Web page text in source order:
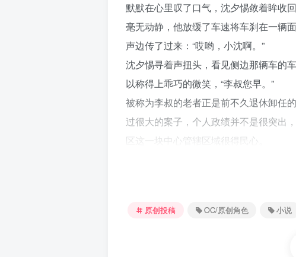
默默在心里叹了口气，沈夕惕敛着眸收
毫无动静，他放缓了车速将车刹在一辆
声边传了过来：“哎哟，小沈啊。”
沈夕惕寻着声扭头，看见侧边那辆车的
以称得上乖巧的微笑，“李叔您早。”
被称为李叔的老者正是前不久退休卸任
过很大的案子，个人政绩并不是很突
区这一块中心管辖区域很得民心。
许久不见，他们倒是没什么好说的，只
对于这位和蔼的长辈，沈夕惕一直是感
原创投稿 OC/原创角色 小说